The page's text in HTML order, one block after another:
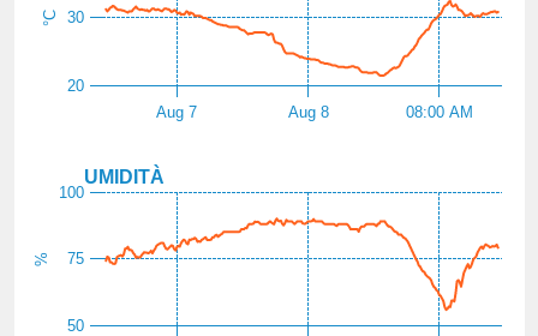
°C
Aug 7 Aug 8 08:00 AM
20
30
%
UMIDITÀ
50
75
100